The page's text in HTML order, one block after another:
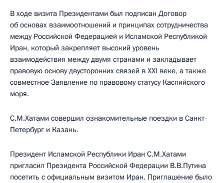
В ходе визита Президентами был подписан Договор
об основах взаимоотношений и принципах сотрудничества
между Российской Федерацией и Исламской Республикой
Иран, который закрепляет высокий уровень
взаимодействия между двумя странами и закладывает
правовую основу двусторонних связей в XXI веке, а также
совместное Заявление по правовому статусу Каспийского
моря.
С.М.Хатами совершил ознакомительные поездки в Санкт-
Петербург и Казань.
Президент Исламской Республики Иран С.М.Хатами
пригласил Президента Российской Федерации В.В.Путина
посетить с официальным визитом Иран. Приглашение было